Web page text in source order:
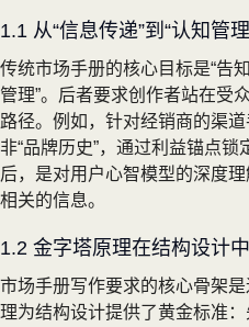
1.1 从“信息传递”到“认知管
传统市场手册的核心目标是“告
管理”。后者要求创作者站在受
路径。例如，针对经销商的渠
非“品牌历史”，通过利益锚点
后，是对用户心智模型的深度
相关的信息。
1.2 金字塔原理在结构设计
市场手册写作要求的核心骨架
理为结构设计提供了黄金标准